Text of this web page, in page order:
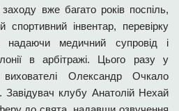
заходу вже багато років поспіль,
спортивний інвентар, перевірку
надаючи медичний супровід і
в арбітражі. Цього разу у
вихователі Олександр Очкало
клубу Анатолій Нехай